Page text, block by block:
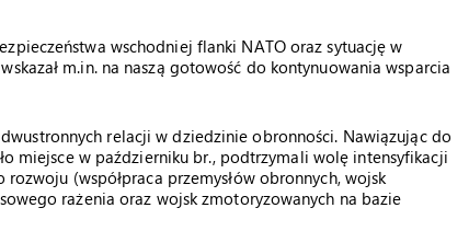
wschodniej flanki NATO oraz sytuację w
m.in. na naszą gotowość do kontynuowania wsparcia
relacji w dziedzinie obronności. Nawiązując do
miejsce w październiku br., podtrzymali wolę intensyfikacji
(współpraca przemysłów obronnych, wojsk
rażenia oraz wojsk zmotoryzowanych na bazie